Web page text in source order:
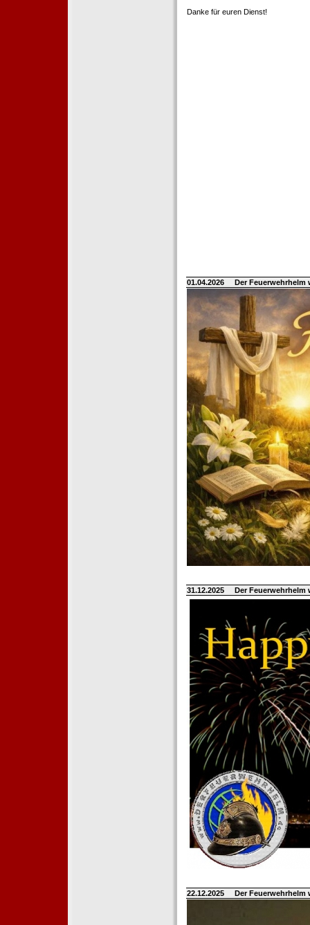
Danke für euren Dienst!
01.04.2026 Der
31.12.2025 Der
22.12.2025 Der